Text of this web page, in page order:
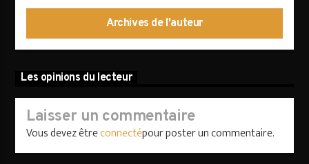
Archives de l'auteur
Les opinions du lecteur
Laisser un commentaire
Vous devez êtreconnectépour poster un commentaire.